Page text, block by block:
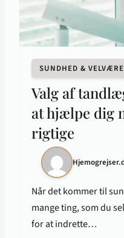
SUNDHED & VELVÆRE
Valg af
at hjælpe dig
rigtige
Når det kommer til
mange ting, som du
for at indrette…